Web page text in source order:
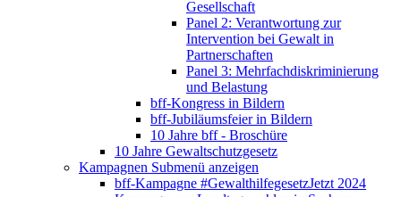
Gesellschaft
Panel 2: Verantwortung zur
Intervention bei Gewalt in
Partnerschaften
Panel 3: Mehrfachdiskriminierung
und Belastung
bff-Kongress in Bildern
bff-Jubiläumsfeier in Bildern
10 Jahre bff - Broschüre
10 Jahre Gewaltschutzgesetz
Kampagnen Submenü anzeigen
bff-Kampagne #GewalthilfegesetzJetzt 2024